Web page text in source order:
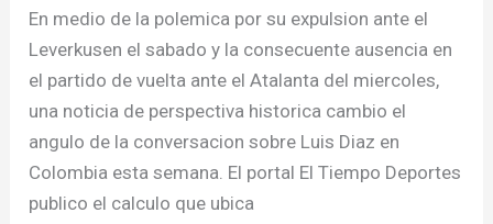
En medio de la polemica por su expulsion ante el
Leverkusen el sabado y la consecuente ausencia en
el partido de vuelta ante el Atalanta del miercoles,
una noticia de perspectiva historica cambio el
angulo de la conversacion sobre Luis Diaz en
Colombia esta semana. El portal El Tiempo Deportes
publico el calculo que ubica
lo
pone
en
el
olimpo
del
futbol